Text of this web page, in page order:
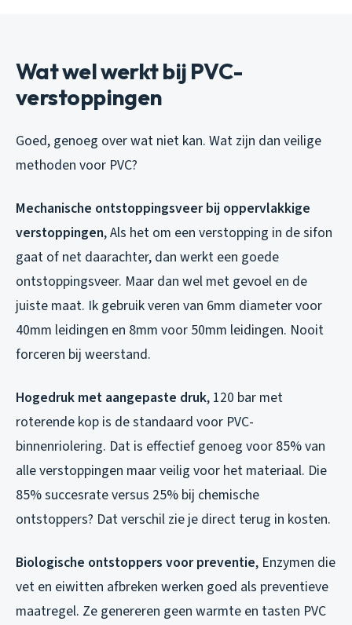
Wat wel werkt bij PVC-
verstoppingen
Goed, genoeg over wat niet kan. Wat zijn dan veilige
methoden voor PVC?
Mechanische ontstoppingsveer bij oppervlakkige
verstoppingen, Als het om een verstopping in de sifon
gaat of net daarachter, dan werkt een goede
ontstoppingsveer. Maar dan wel met gevoel en de
juiste maat. Ik gebruik veren van 6mm diameter voor
40mm leidingen en 8mm voor 50mm leidingen. Nooit
forceren bij weerstand.
Hogedruk met aangepaste druk, 120 bar met
roterende kop is de standaard voor PVC-
binnenriolering. Dat is effectief genoeg voor 85% van
alle verstoppingen maar veilig voor het materiaal. Die
85% succesrate versus 25% bij chemische
ontstoppers? Dat verschil zie je direct terug in kosten.
Biologische ontstoppers voor preventie, Enzymen die
vet en eiwitten afbreken werken goed als preventieve
maatregel. Ze genereren geen warmte en tasten PVC